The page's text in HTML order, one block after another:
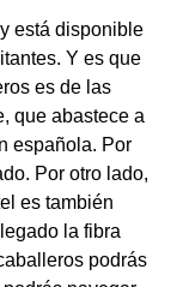
está disponible
Y es que
es de las
que abastece a
española. Por
Por otro lado,
es también
la fibra
podrás